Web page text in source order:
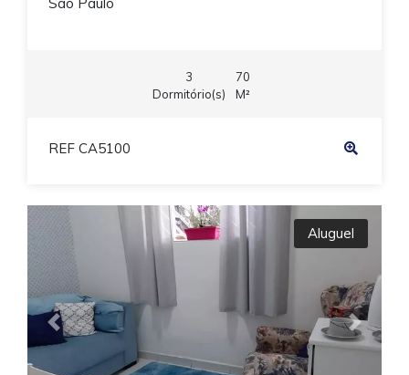
3
Dormitório(s)
70
M²
REF CA5100
Previous Next
Aluguel